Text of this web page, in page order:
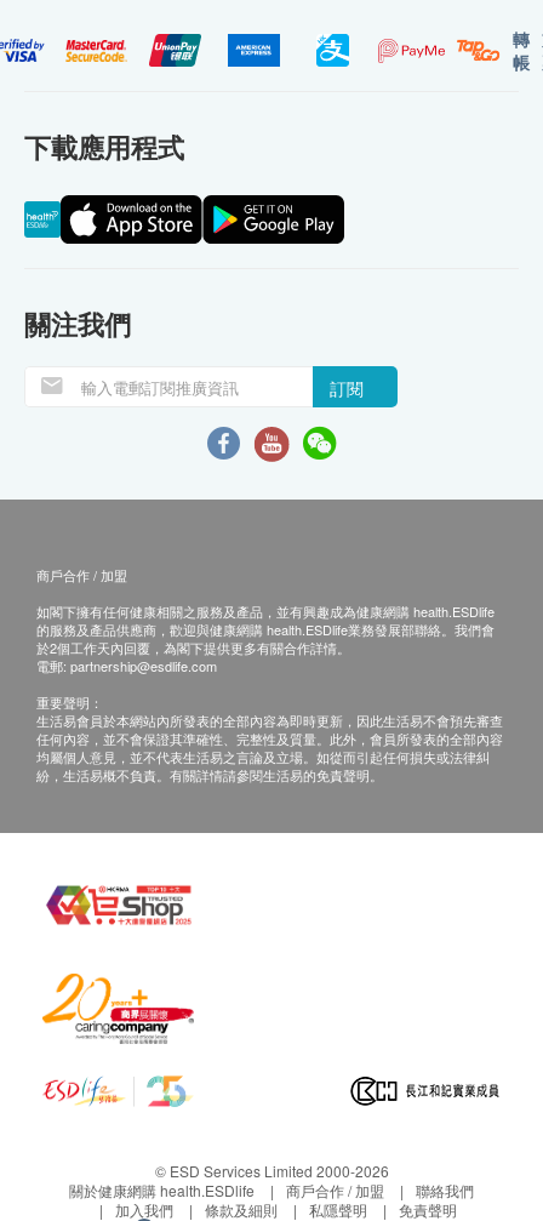
轉
帳
下載應用程式
關注我們
訂閱
商戶合作 / 加盟
如閣下擁有任何健康相關之服務及產品，並有興趣成為健康網購 health.ESDlife
的服務及產品供應商，歡迎與健康網購 health.ESDlife業務發展部聯絡。我們會
於2個工作天內回覆，為閣下提供更多有關合作詳情。
電郵: partnership@esdlife.com
重要聲明：
生活易會員於本網站內所發表的全部內容為即時更新，因此生活易不會預先審查
任何內容，並不會保證其準確性、完整性及質量。此外，會員所發表的全部內容
均屬個人意見，並不代表生活易之言論及立場。如從而引起任何損失或法律糾
紛，生活易概不負責。有關詳情請參閱生活易的免責聲明。
© ESD Services Limited 2000-2026
關於健康網購 health.ESDlife
商戶合作 / 加盟
聯絡我們
加入我們
條款及細則 私隱聲明
免責聲明